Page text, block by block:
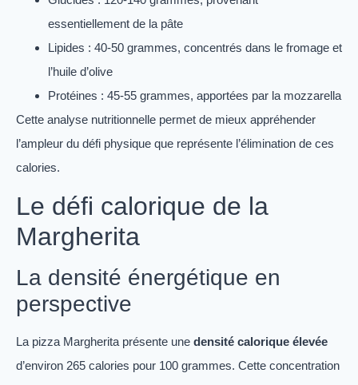
essentiellement de la pâte
Lipides : 40-50 grammes, concentrés dans le fromage et
l’huile d’olive
Protéines : 45-55 grammes, apportées par la mozzarella
Cette analyse nutritionnelle permet de mieux appréhender
l’ampleur du défi physique que représente l’élimination de ces
calories.
Le défi calorique de la
Margherita
La densité énergétique en
perspective
La pizza Margherita présente une densité calorique élevée
d’environ 265 calories pour 100 grammes. Cette concentration